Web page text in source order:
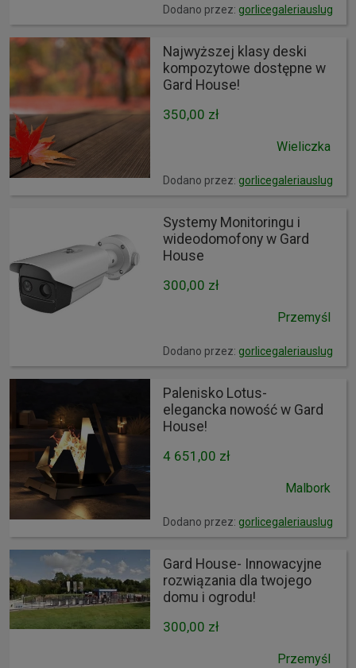
Dodano przez: gorlicegaleriauslug
Najwyższej klasy deski
kompozytowe dostępne w
Gard House!
350,00 zł
Wieliczka
Dodano przez: gorlicegaleriauslug
Systemy Monitoringu i
wideodomofony w Gard
House
300,00 zł
Przemyśl
Dodano przez: gorlicegaleriauslug
Palenisko Lotus-
elegancka nowość w Gard
House!
4 651,00 zł
Malbork
Dodano przez: gorlicegaleriauslug
Gard House- Innowacyjne
rozwiązania dla twojego
domu i ogrodu!
300,00 zł
Przemyśl